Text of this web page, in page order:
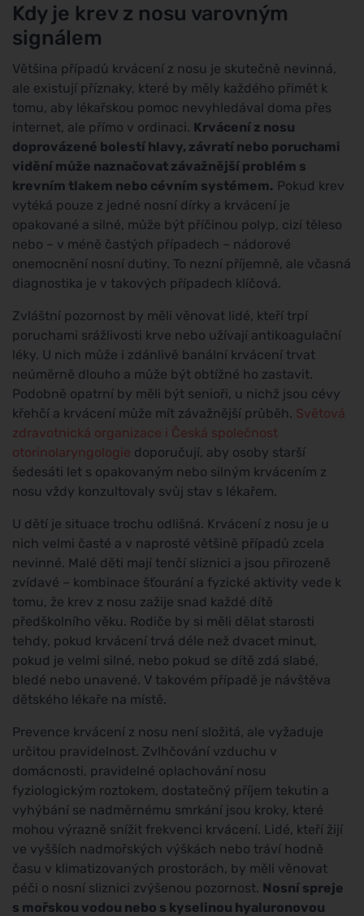
Kdy je krev z nosu varovným
signálem
Většina případů krvácení z nosu je skutečně nevinná,
ale existují příznaky, které by měly každého přimět k
tomu, aby lékařskou pomoc nevyhledával doma přes
internet, ale přímo v ordinaci. Krvácení z nosu
doprovázené bolestí hlavy, závratí nebo poruchami
vidění může naznačovat závažnější problém s
krevním tlakem nebo cévním systémem. Pokud krev
vytéká pouze z jedné nosní dírky a krvácení je
opakované a silné, může být příčinou polyp, cizí těleso
nebo – v méně častých případech – nádorové
onemocnění nosní dutiny. To nezní příjemně, ale včasná
diagnostika je v takových případech klíčová.
Zvláštní pozornost by měli věnovat lidé, kteří trpí
poruchami srážlivosti krve nebo užívají antikoagulační
léky. U nich může i zdánlivě banální krvácení trvat
neúměrně dlouho a může být obtížné ho zastavit.
Podobně opatrní by měli být senioři, u nichž jsou cévy
křehčí a krvácení může mít závažnější průběh. Světová
zdravotnická organizace i Česká společnost
otorinolaryngologie doporučují, aby osoby starší
šedesáti let s opakovaným nebo silným krvácením z
nosu vždy konzultovaly svůj stav s lékařem.
U dětí je situace trochu odlišná. Krvácení z nosu je u
nich velmi časté a v naprosté většině případů zcela
nevinné. Malé děti mají tenčí sliznici a jsou přirozeně
zvídavé – kombinace šťourání a fyzické aktivity vede k
tomu, že krev z nosu zažije snad každé dítě
předškolního věku. Rodiče by si měli dělat starosti
tehdy, pokud krvácení trvá déle než dvacet minut,
pokud je velmi silné, nebo pokud se dítě zdá slabé,
bledé nebo unavené. V takovém případě je návštěva
dětského lékaře na místě.
Prevence krvácení z nosu není složitá, ale vyžaduje
určitou pravidelnost. Zvlhčování vzduchu v
domácnosti, pravidelné oplachování nosu
fyziologickým roztokem, dostatečný příjem tekutin a
vyhýbání se nadměrnému smrkání jsou kroky, které
mohou výrazně snížit frekvenci krvácení. Lidé, kteří žijí
ve vyšších nadmořských výškách nebo tráví hodně
času v klimatizovaných prostorách, by měli věnovat
péči o nosní sliznici zvýšenou pozornost. Nosní spreje
s mořskou vodou nebo s kyselinou hyaluronovou